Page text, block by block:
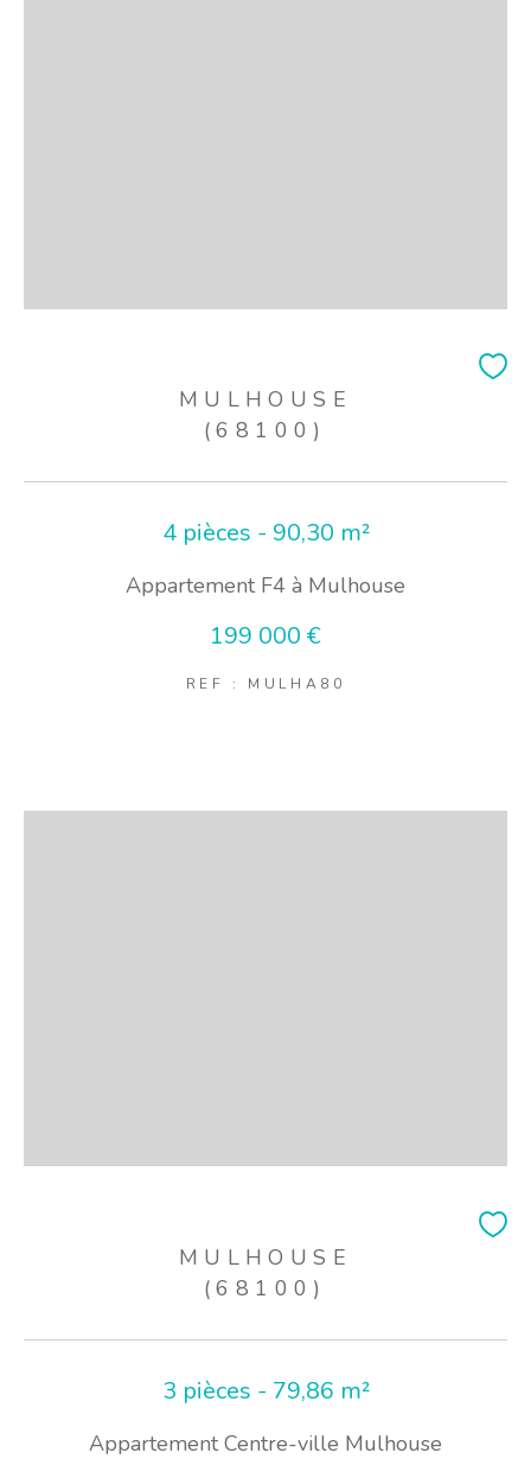
MULHOUSE
(68100)
4 pièces - 90,30 m²
Appartement F4 à Mulhouse
199 000 €
REF : MULHA80
MULHOUSE
(68100)
3 pièces - 79,86 m²
Appartement Centre-ville Mulhouse